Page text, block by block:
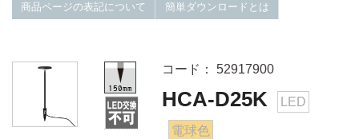
商品ページの表記について 簡単ダウンロードとは
コード： 52917900
HCA-D25K LED
電球色